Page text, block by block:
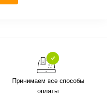
Принимаем все способы
оплаты